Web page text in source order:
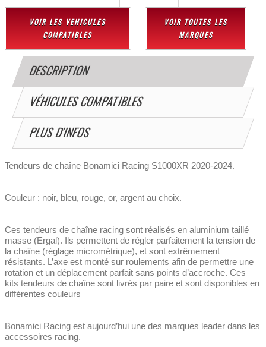
VOIR LES VEHICULES
COMPATIBLES
VOIR TOUTES LES
MARQUES
DESCRIPTION
VÉHICULES COMPATIBLES
PLUS D'INFOS
Tendeurs de chaîne Bonamici Racing S1000XR 2020-2024.
Couleur : noir, bleu, rouge, or, argent au choix.
Ces tendeurs de chaîne racing sont réalisés en aluminium taillé
masse (Ergal). Ils permettent de régler parfaitement la tension de
la chaîne (réglage micrométrique), et sont extrêmement
résistants. L’axe est monté sur roulements afin de permettre une
rotation et un déplacement parfait sans points d’accroche. Ces
kits tendeurs de chaîne sont livrés par paire et sont disponibles en
différentes couleurs
Bonamici Racing est aujourd’hui une des marques leader dans les
accessoires racing.